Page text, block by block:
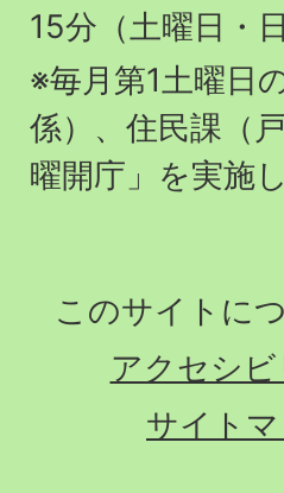
15分（土曜日・
※毎月第1土曜日
係）、住民課（
曜開庁」を実施
このサイトに
アクセシ
サイト